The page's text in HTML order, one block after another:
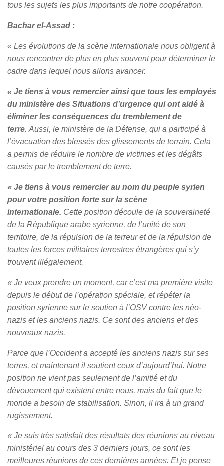
tous les sujets les plus importants de notre coopération.
Bachar el-Assad :
« Les évolutions de la scène internationale nous obligent à
nous rencontrer de plus en plus souvent pour déterminer le
cadre dans lequel nous allons avancer.
« Je tiens à vous remercier ainsi que tous les employés
du ministère des Situations d’urgence qui ont aidé à
éliminer les conséquences du tremblement de
terre. Aussi, le ministère de la Défense, qui a participé à
l’évacuation des blessés des glissements de terrain. Cela
a permis de réduire le nombre de victimes et les dégâts
causés par le tremblement de terre.
« Je tiens à vous remercier au nom du peuple syrien
pour votre position forte sur la scène
internationale. Cette position découle de la souveraineté
de la République arabe syrienne, de l’unité de son
territoire, de la répulsion de la terreur et de la répulsion de
toutes les forces militaires terrestres étrangères qui s’y
trouvent illégalement.
« Je veux prendre un moment, car c’est ma première visite
depuis le début de l’opération spéciale, et répéter la
position syrienne sur le soutien à l’OSV contre les néo-
nazis et les anciens nazis. Ce sont des anciens et des
nouveaux nazis.
Parce que l’Occident a accepté les anciens nazis sur ses
terres, et maintenant il soutient ceux d’aujourd’hui. Notre
position ne vient pas seulement de l’amitié et du
dévouement qui existent entre nous, mais du fait que le
monde a besoin de stabilisation. Sinon, il ira à un grand
rugissement.
« Je suis très satisfait des résultats des réunions au niveau
ministériel au cours des 3 derniers jours, ce sont les
meilleures réunions de ces dernières années. Et je pense